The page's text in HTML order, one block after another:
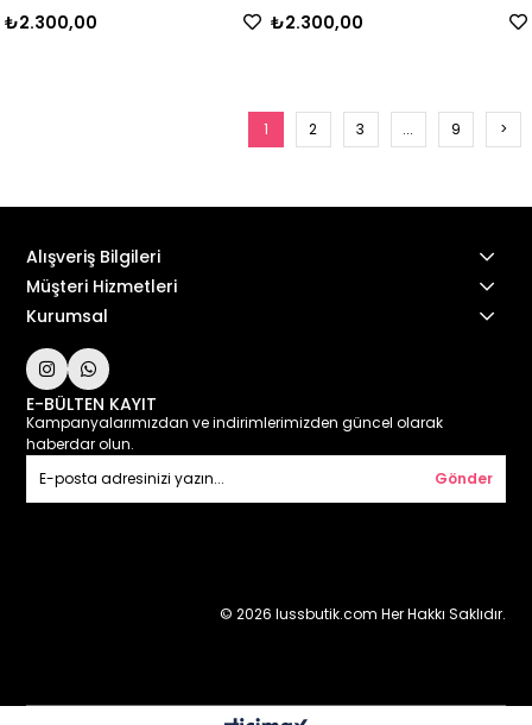
₺2.300,00 ₺2.300,00
1 2 3 ... 9 >
Alışveriş Bilgileri
Müşteri Hizmetleri
Kurumsal
E-BÜLTEN KAYIT
Kampanyalarımızdan ve indirimlerimizden güncel olarak
haberdar olun.
Gönder
© 2026 lussbutik.com Her Hakkı Saklıdır.